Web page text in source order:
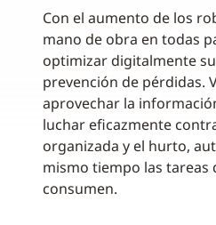
Con el aumento de los
mano de obra en todas
optimizar digitalmente
prevención de pérdidas.
aprovechar la
luchar eficazmente
organizada y el hurto,
mismo tiempo las tareas
consumen.